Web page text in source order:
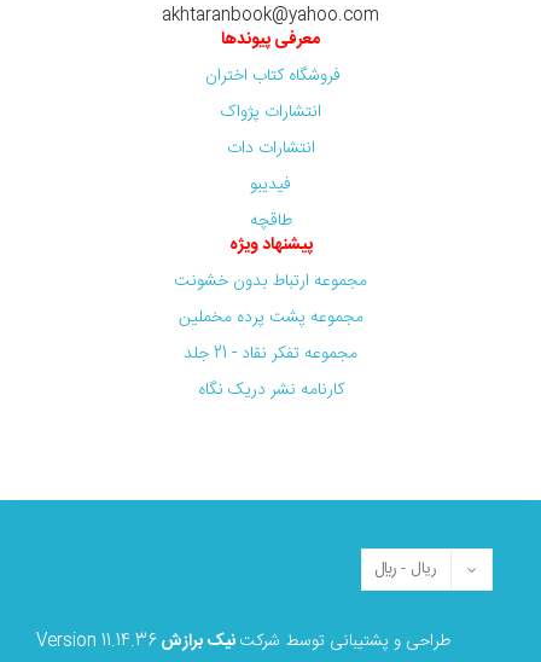
akhtaranbook@yahoo.com
معرفی پیوندها
فروشگاه کتاب اختران
انتشارات پژواک
انتشارات دات
فیدیبو
طاقچه
پیشنهاد ویژه
مجموعه ارتباط بدون خشونت
مجموعه پشت پرده مخملین
مجموعه تفکر نقاد - 21 جلد
کارنامه نشر دریک نگاه
طراحی و پشتیبانی توسط شرکتنیک برازشVersion 11.14.36